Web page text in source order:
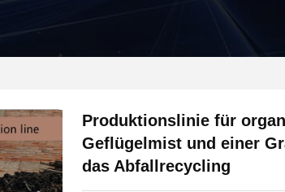
Produktionslinie für
Geflügelmist und einer
das Abfallrecycling